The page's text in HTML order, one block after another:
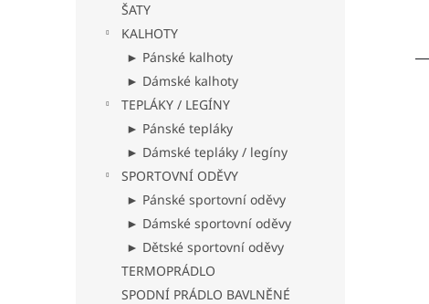
ŠATY
KALHOTY
► Pánské kalhoty
► Dámské kalhoty
TEPLÁKY / LEGÍNY
► Pánské tepláky
► Dámské tepláky / legíny
SPORTOVNÍ ODĚVY
► Pánské sportovní oděvy
► Dámské sportovní oděvy
► Dětské sportovní oděvy
TERMOPRÁDLO
SPODNÍ PRÁDLO BAVLNĚNÉ